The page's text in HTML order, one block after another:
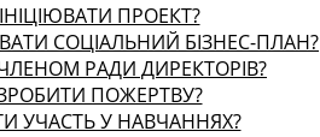
ПРОЕКТ?
СОЦІАЛЬНИЙ БІЗНЕС-ПЛАН?
РАДИ ДИРЕКТОРІВ?
ПОЖЕРТВУ?
УЧАСТЬ У НАВЧАННЯХ?